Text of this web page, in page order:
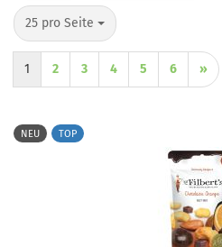
25 pro Seite
pro Seite
1 2 3 4 5 6 »
NEU TOP